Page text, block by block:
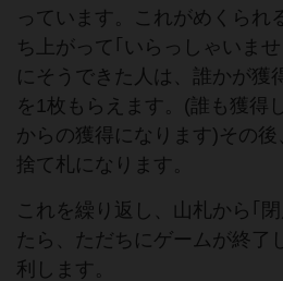
っています。これがめくられ
ち上がって｢いらっしゃいま
にそうできた人は、誰かが獲
を1枚もらえます。(誰も獲得
からの獲得になります)その
捨て札になります。
これを繰り返し、山札から｢
たら、ただちにゲームが終了
利します。